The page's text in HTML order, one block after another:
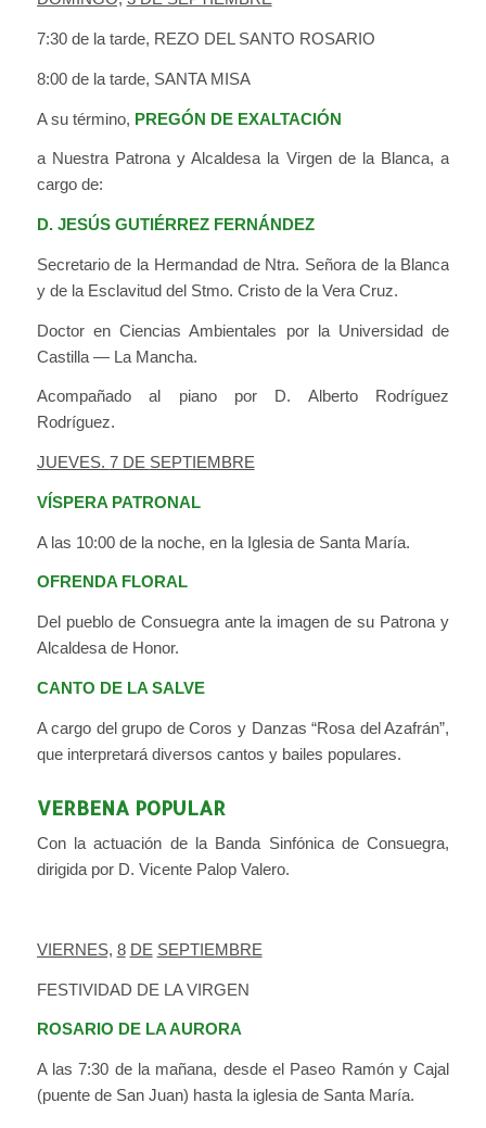
7:30 de la tarde, REZO DEL SANTO ROSARIO
8:00 de la tarde, SANTA MISA
A su término, PREGÓN DE EXALTACIÓN
a Nuestra Patrona y Alcaldesa la Virgen de la Blanca, a
cargo de:
D. JESÚS GUTIÉRREZ FERNÁNDEZ
Secretario de la Hermandad de Ntra. Señora de la Blanca
y de la Esclavitud del Stmo. Cristo de la Vera Cruz.
Doctor en Ciencias Ambientales por la Universidad de
Castilla — La Mancha.
Acompañado al piano por D. Alberto Rodríguez
Rodríguez.
JUEVES. 7 DE SEPTIEMBRE
VÍSPERA PATRONAL
A las 10:00 de la noche, en la Iglesia de Santa María.
OFRENDA FLORAL
Del pueblo de Consuegra ante la imagen de su Patrona y
Alcaldesa de Honor.
CANTO DE LA SALVE
A cargo del grupo de Coros y Danzas “Rosa del Azafrán”,
que interpretará diversos cantos y bailes populares.
VERBENA POPULAR
Con la actuación de la Banda Sinfónica de Consuegra,
dirigida por D. Vicente Palop Valero.
VIERNES, 8 DE SEPTIEMBRE
FESTIVIDAD DE LA VIRGEN
ROSARIO DE LA AURORA
A las 7:30 de la mañana, desde el Paseo Ramón y Cajal
(puente de San Juan) hasta la iglesia de Santa María.